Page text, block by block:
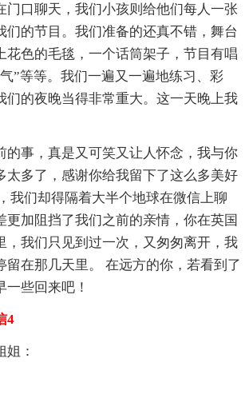
门口聊天，我们小孩则给他们每人一张
们的节目。我们准备的还真不错，舞台
花色的毛毯，一个话筒架子，节目有唱
”等等。我们一遍又一遍地练习、彩
们的夜晚当得非常重大。这一天晚上我
的事，真是又可笑又让人怀念，我与你
太多了，感谢你给我留下了这么多美好
我们却得隔着大半个地球在微信上聊
更加阻挡了我们之前的亲情，你在英国
，我们只见到过一次，又匆匆离开，我
留在那几天里。 在远方的你，若看到了
些回来吧！
4
姐：